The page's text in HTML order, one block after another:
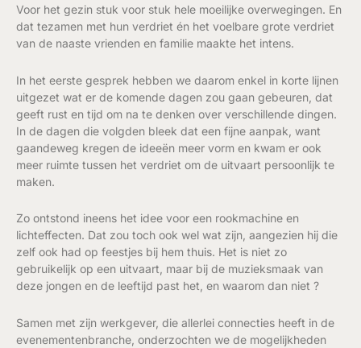
Voor het gezin stuk voor stuk hele moeilijke overwegingen. En
dat tezamen met hun verdriet én het voelbare grote verdriet
van de naaste vrienden en familie maakte het intens.
In het eerste gesprek hebben we daarom enkel in korte lijnen
uitgezet wat er de komende dagen zou gaan gebeuren, dat
geeft rust en tijd om na te denken over verschillende dingen.
In de dagen die volgden bleek dat een fijne aanpak, want
gaandeweg kregen de ideeën meer vorm en kwam er ook
meer ruimte tussen het verdriet om de uitvaart persoonlijk te
maken.
Zo ontstond ineens het idee voor een rookmachine en
lichteffecten. Dat zou toch ook wel wat zijn, aangezien hij die
zelf ook had op feestjes bij hem thuis. Het is niet zo
gebruikelijk op een uitvaart, maar bij de muzieksmaak van
deze jongen en de leeftijd past het, en waarom dan niet ?
Samen met zijn werkgever, die allerlei connecties heeft in de
evenementenbranche, onderzochten we de mogelijkheden